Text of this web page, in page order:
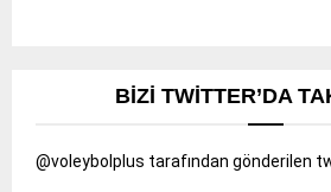
BIZI TWITTER’DA
@voleybolplus tarafından gönderilen